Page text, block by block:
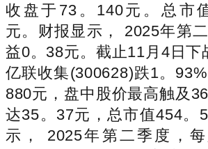
收盘于73。140元。总市
元。财报显示， 2025年第
益0。38元。截止11月4日下
亿联收集(300628)跌1。93%
880元，盘中股价最高触及
达35。37元，总市值454。
示， 2025年第二季度，